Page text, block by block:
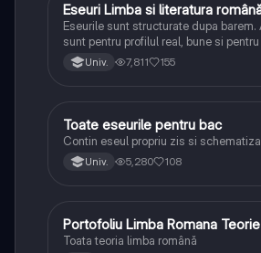
Limba și literatura română
Eseuri Limba si literatura
Eseurile sunt structurate dupa barem.
sunt pentru profilul real, bune si
lipsesc relatiile dintre personaje si
Univ. 7,811 155
Limba și literatura română
Toate eseurile pentru bac
Contin eseul propriu zis si
Univ. 5,280 108
Limba și literatura română
Portofoliu Limba Romana
Toata teoria limba română